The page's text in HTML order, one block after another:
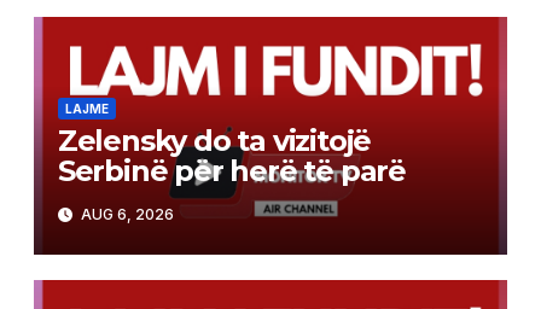
LAJME
Zelensky do ta vizitojë
Serbinë për herë të parë
AUG 6, 2026